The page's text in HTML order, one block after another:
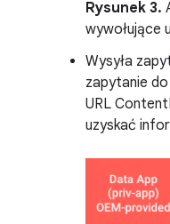
Rysunek 3.
wywołujące
Wysyła
zapytanie
URL
uzyskać